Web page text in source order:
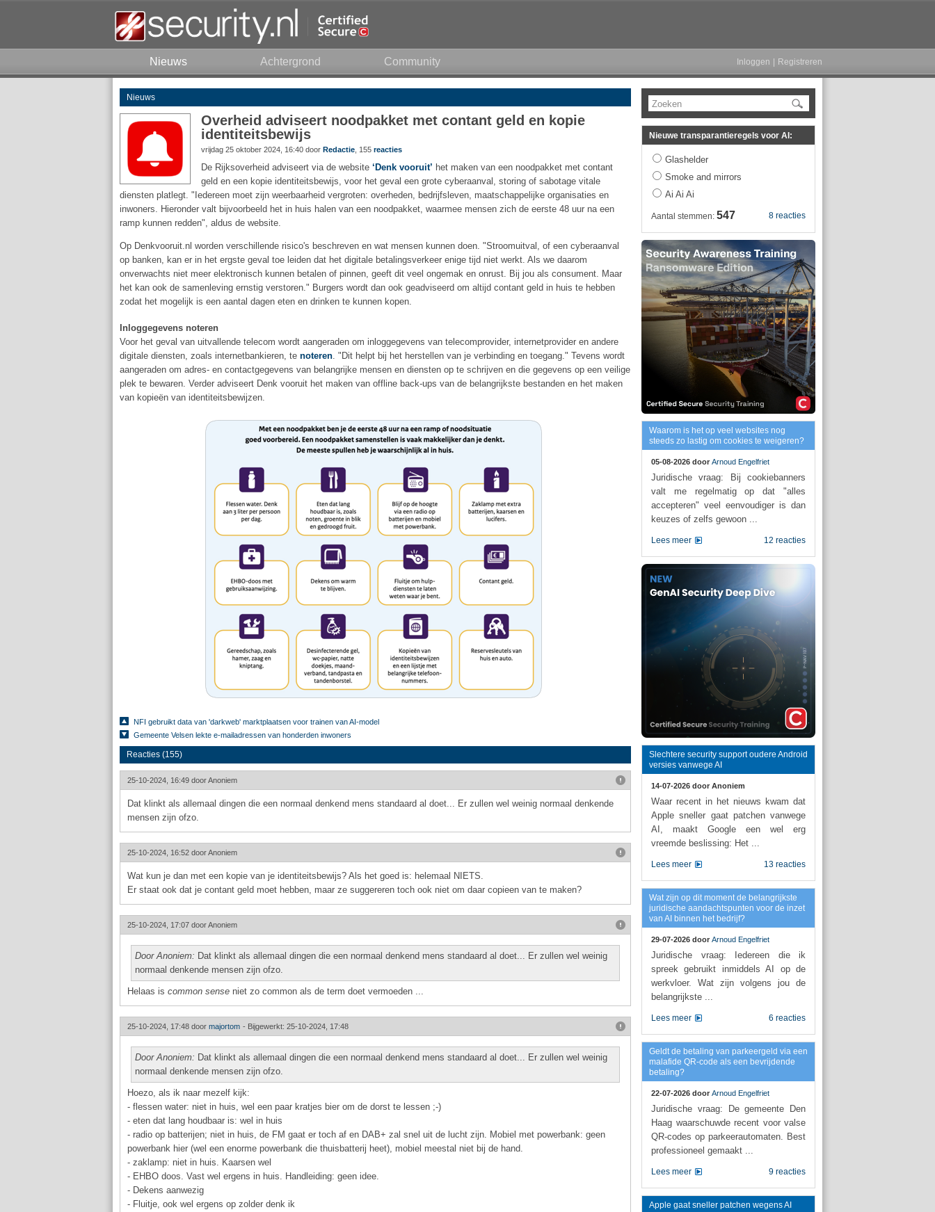
Nieuws Achtergrond Community Inloggen Registreren
Nieuws
Overheid adviseert noodpakket met contant geld en kopie
identiteitsbewijs
vrijdag 25 oktober 2024, 16:40 door Redactie , 155 reacties
De Rijksoverheid adviseert via de website ‘Denk vooruit’ het maken van een noodpakket met contant
geld en een kopie identiteitsbewijs, voor het geval een grote cyberaanval, storing of sabotage vitale
diensten platlegt. "Iedereen moet zijn weerbaarheid vergroten: overheden, bedrijfsleven, maatschappelijke organisaties en
inwoners. Hieronder valt bijvoorbeeld het in huis halen van een noodpakket, waarmee mensen zich de eerste 48 uur na een
ramp kunnen redden", aldus de website.
Op Denkvooruit.nl worden verschillende risico's beschreven en wat mensen kunnen doen. "Stroomuitval, of een cyberaanval
op banken, kan er in het ergste geval toe leiden dat het digitale betalingsverkeer enige tijd niet werkt. Als we daarom
onverwachts niet meer elektronisch kunnen betalen of pinnen, geeft dit veel ongemak en onrust. Bij jou als consument. Maar
het kan ook de samenleving ernstig verstoren." Burgers wordt dan ook geadviseerd om altijd contant geld in huis te hebben
zodat het mogelijk is een aantal dagen eten en drinken te kunnen kopen.
Inloggegevens noteren
Voor het geval van uitvallende telecom wordt aangeraden om inloggegevens van telecomprovider, internetprovider en andere
digitale diensten, zoals internetbankieren, te noteren. "Dit helpt bij het herstellen van je verbinding en toegang." Tevens wordt
aangeraden om adres- en contactgegevens van belangrijke mensen en diensten op te schrijven en die gegevens op een veilige
plek te bewaren. Verder adviseert Denk vooruit het maken van offline back-ups van de belangrijkste bestanden en het maken
van kopieën van identiteitsbewijzen.
NFI gebruikt data van 'darkweb' marktplaatsen voor trainen van AI-model
Gemeente Velsen lekte e-mailadressen van honderden inwoners
Reacties (155)
25-10-2024, 16:49 doorAnoniem
Dat klinkt als allemaal dingen die een normaal denkend mens standaard al doet... Er zullen wel weinig normaal denkende
mensen zijn ofzo.
25-10-2024, 16:52 doorAnoniem
Wat kun je dan met een kopie van je identiteitsbewijs? Als het goed is: helemaal NIETS.
Er staat ook dat je contant geld moet hebben, maar ze suggereren toch ook niet om daar copieen van te maken?
25-10-2024, 17:07 doorAnoniem
Door Anoniem: Dat klinkt als allemaal dingen die een normaal denkend mens standaard al doet... Er zullen wel weinig
normaal denkende mensen zijn ofzo.
Helaas is common sense niet zo common als de term doet vermoeden ...
25-10-2024, 17:48 door majortom - Bijgewerkt: 25-10-2024, 17:48
Door Anoniem: Dat klinkt als allemaal dingen die een normaal denkend mens standaard al doet... Er zullen wel weinig
normaal denkende mensen zijn ofzo.
Hoezo, als ik naar mezelf kijk:
- flessen water: niet in huis, wel een paar kratjes bier om de dorst te lessen ;-)
- eten dat lang houdbaar is: wel in huis
- radio op batterijen; niet in huis, de FM gaat er toch af en DAB+ zal snel uit de lucht zijn. Mobiel met powerbank: geen
powerbank hier (wel een enorme powerbank die thuisbatterij heet), mobiel meestal niet bij de hand.
- zaklamp: niet in huis. Kaarsen wel
- EHBO doos. Vast wel ergens in huis. Handleiding: geen idee.
- Dekens aanwezig
- Fluitje, ook wel ergens op zolder denk ik
Zoeken
Nieuwe transparantieregels voor AI:
Glashelder
Smoke and mirrors
Ai Ai Ai
8 reacties
Aantal stemmen: 547
Waarom is het op veel websites nog
steeds zo lastig om cookies te weigeren?
05-08-2026 door Arnoud Engelfriet
Juridische vraag: Bij cookiebanners
valt me regelmatig op dat "alles
accepteren" veel eenvoudiger is dan
keuzes of zelfs gewoon ...
12 reacties
Lees meer
Slechtere security support oudere Android
versies vanwege AI
14-07-2026 door Anoniem
Waar recent in het nieuws kwam dat
Apple sneller gaat patchen vanwege
AI, maakt Google een wel erg
vreemde beslissing: Het ...
13 reacties
Lees meer
Wat zijn op dit moment de belangrijkste
juridische aandachtspunten voor de inzet
van AI binnen het bedrijf?
29-07-2026 door Arnoud Engelfriet
Juridische vraag: Iedereen die ik
spreek gebruikt inmiddels AI op de
werkvloer. Wat zijn volgens jou de
belangrijkste ...
6 reacties
Lees meer
Geldt de betaling van parkeergeld via een
malafide QR-code als een bevrijdende
betaling?
22-07-2026 door Arnoud Engelfriet
Juridische vraag: De gemeente Den
Haag waarschuwde recent voor valse
QR-codes op parkeerautomaten. Best
professioneel gemaakt ...
9 reacties
Lees meer
Apple gaat sneller patchen wegens AI